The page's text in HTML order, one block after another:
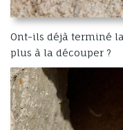
Ont-ils déjà terminé
plus à la découper ?